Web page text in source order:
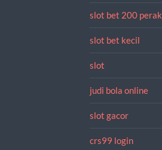
slot bet 200 perak
slot bet kecil
slot
judi bola online
slot gacor
crs99 login